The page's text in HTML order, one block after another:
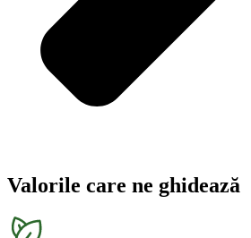
Valorile care ne ghidează